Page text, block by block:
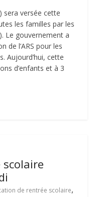
sera versée cette
les familles par les
Le gouvernement a
de l’ARS pour les
Aujourd’hui, cette
d’enfants et à 3
de rentrée scolaire,